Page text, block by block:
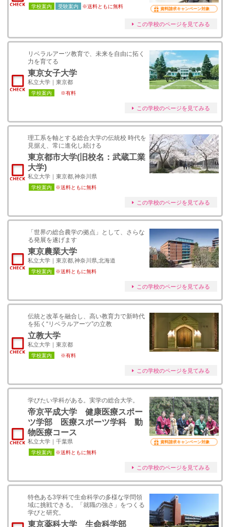
学校案内 受験案内 ※送料ともに無料 資料請求キャンペーン対象
この学校のページを見てみる
リベラルアーツ教育で、未来を自由に拓く
力を育てる
東京女子大学
私立大学｜東京都
学校案内 ※有料
この学校のページを見てみる
理工系を軸とする総合大学の伝統校 時代を
見据え、常に進化し続ける
東京都市大学(旧校名：武蔵工業
大学)
私立大学｜東京都,神奈川県
学校案内 ※送料ともに無料
この学校のページを見てみる
「世界の総合農学の拠点」として、さらな
る発展を遂げます
東京農業大学
私立大学｜東京都,神奈川県,北海道
学校案内 ※送料ともに無料
この学校のページを見てみる
伝統と改革を融合し、高い教育力で新時代
を拓く“リベラルアーツ”の立教
立教大学
私立大学｜東京都
学校案内 ※有料
この学校のページを見てみる
学びたい学科がある。実学の総合大学。
帝京平成大学 健康医療スポー
ツ学部 医療スポーツ学科 動
物医療コース
私立大学｜千葉県
学校案内 ※送料ともに無料
資料請求キャンペーン対象
この学校のページを見てみる
特色ある3学科で生命科学の多様な学問領
域に挑戦できる。「就職の強さ」をつくる
学びと研究。
東京薬科大学 生命科学部